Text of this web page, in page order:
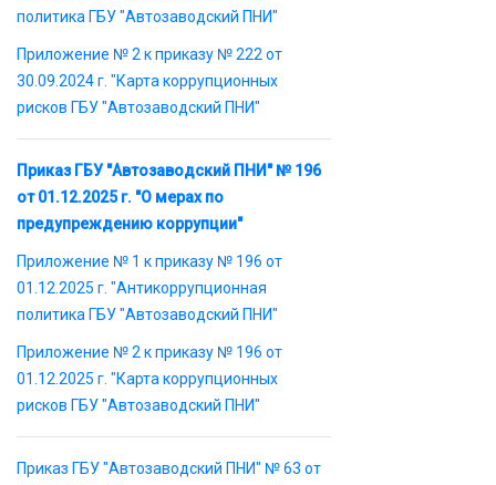
политика ГБУ "Автозаводский ПНИ"
Приложение № 2 к приказу № 222 от
30.09.2024 г. "Карта коррупционных
рисков ГБУ "Автозаводский ПНИ"
Приказ ГБУ "Автозаводский ПНИ" № 196
от 01.12.2025 г. "О мерах по
предупреждению коррупции"
Приложение № 1 к приказу № 196 от
01.12.2025 г. "Антикоррупционная
политика ГБУ "Автозаводский ПНИ"
Приложение № 2 к приказу № 196 от
01.12.2025 г. "Карта коррупционных
рисков ГБУ "Автозаводский ПНИ"
Приказ ГБУ "Автозаводский ПНИ" № 63 от